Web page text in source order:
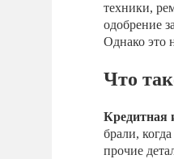
техники,
одобрение
Однако это
Что
Кредитная
брали,
прочие